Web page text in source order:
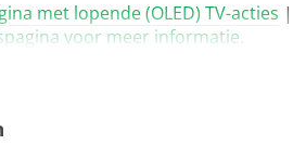
met lopende (OLED) TV-acties |
voor meer informatie.